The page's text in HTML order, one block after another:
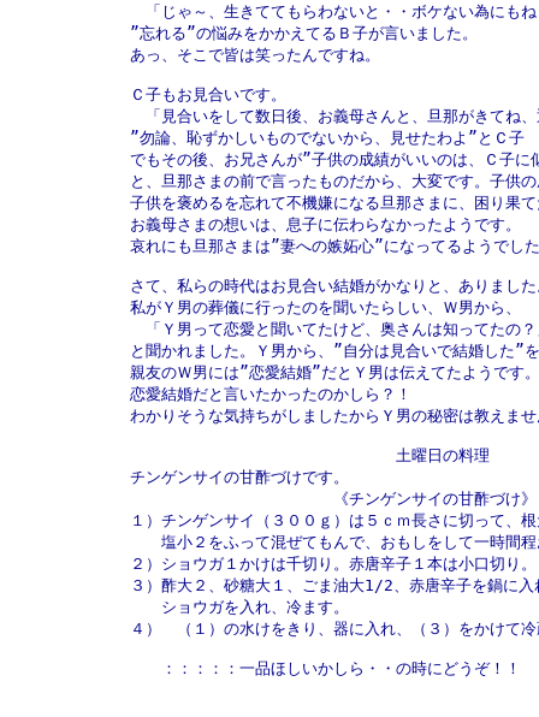
「じゃ～、生きててもらわないと・・ボケない為にもね
”忘れる”の悩みをかかえてるＢ子が言いました。
あっ、そこで皆は笑ったんですね。
Ｃ子もお見合いです。
「見合いをして数日後、お義母さんと、旦那がきてね
”勿論、恥ずかしいものでないから、見せたわよ”とＣ子
でもその後、お兄さんが”子供の成績がいいのは、Ｃ子に
と、旦那さまの前で言ったものだから、大変です。子供
子供を褒めるを忘れて不機嫌になる旦那さまに、困り果
お義母さまの想いは、息子に伝わらなかったようです。
哀れにも旦那さまは”妻への嫉妬心”になってるようでし
さて、私らの時代はお見合い結婚がかなりと、ありました
私がＹ男の葬儀に行ったのを聞いたらしい、Ｗ男から、
「Ｙ男って恋愛と聞いてたけど、奥さんは知ってたの？
と聞かれました。Ｙ男から、”自分は見合いで結婚した”
親友のＷ男には”恋愛結婚”だとＹ男は伝えてたようです。
恋愛結婚だと言いたかったのかしら？！
わかりそうな気持ちがしましたからＹ男の秘密は教えま
土曜日の料理
チンゲンサイの甘酢づけです。
《チンゲンサイの甘酢づけ》
１）チンゲンサイ（３００ｇ）は５ｃｍ長さに切って、
塩小２をふって混ぜてもんで、おもしをして一時間程
２）ショウガ１かけは千切り。赤唐辛子１本は小口切り。
３）酢大２、砂糖大１、ごま油大1/2、赤唐辛子を鍋に
ショウガを入れ、冷ます。
４）　（１）の水けをきり、器に入れ、（３）をかけて
：：：：：一品ほしいかしら・・の時にどうぞ！！